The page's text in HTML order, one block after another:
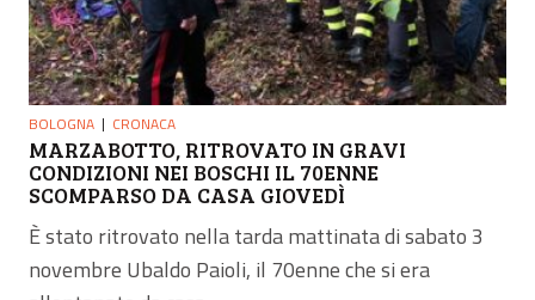
BOLOGNA CRONACA
MARZABOTTO, RITROVATO IN GRAVI
CONDIZIONI NEI BOSCHI IL 70ENNE
SCOMPARSO DA CASA GIOVEDÌ
È stato ritrovato nella tarda mattinata di sabato 3
novembre Ubaldo Paioli, il 70enne che si era